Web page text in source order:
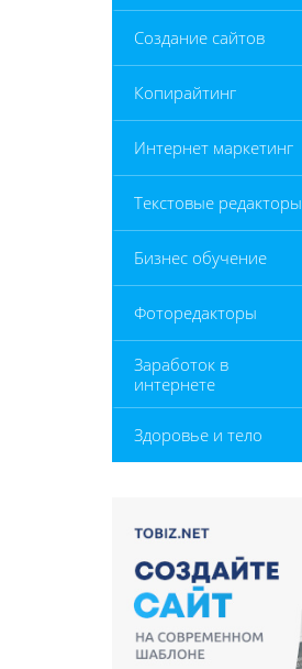
Создание сайтов
Копирайтинг
Интернет маркетинг
Текстовые редакторы
Бизнес обучение
Фоторедакторы
Заработок в
интернете
Здоровье и тело